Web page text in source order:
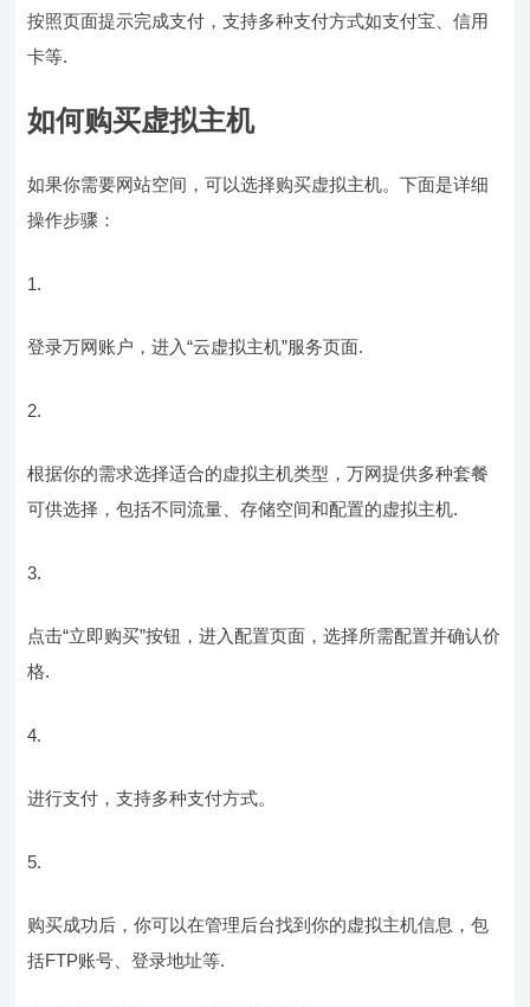
按照页面提示完成支付，支持多种支付方式如支付宝、信用
卡等.
如何购买虚拟主机
如果你需要网站空间，可以选择购买虚拟主机。下面是详细
操作步骤：
登录万网账户，进入“云虚拟主机”服务页面.
根据你的需求选择适合的虚拟主机类型，万网提供多种套餐
可供选择，包括不同流量、存储空间和配置的虚拟主机.
点击“立即购买”按钮，进入配置页面，选择所需配置并确认价
格.
进行支付，支持多种支付方式。
购买成功后，你可以在管理后台找到你的虚拟主机信息，包
括FTP账号、登录地址等.